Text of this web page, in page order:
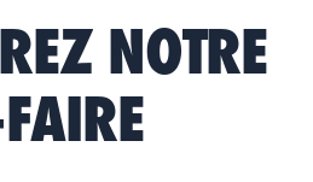
NOTRE